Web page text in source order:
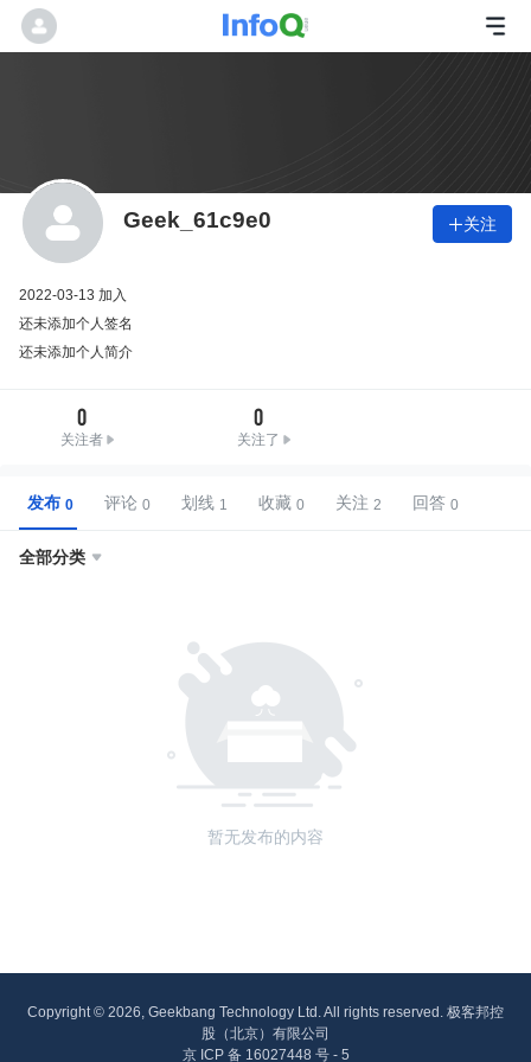
Geek_61c9e0 关注
2022-03-13 加入
还未添加个人签名
还未添加个人简介
0
关注者
0
关注了
发布 评论 划线 收藏 关注 回答
全部分类 
暂无发布的内容
Copyright © 2026, Geekbang Technology Ltd. All rights reserved. 极客邦控
股（北京）有限公司
京 ICP 备 16027448 号 - 5